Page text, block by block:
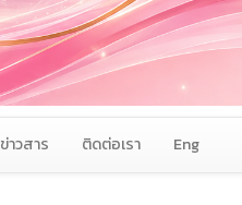
ข่าวสาร ติดต่อเรา Eng